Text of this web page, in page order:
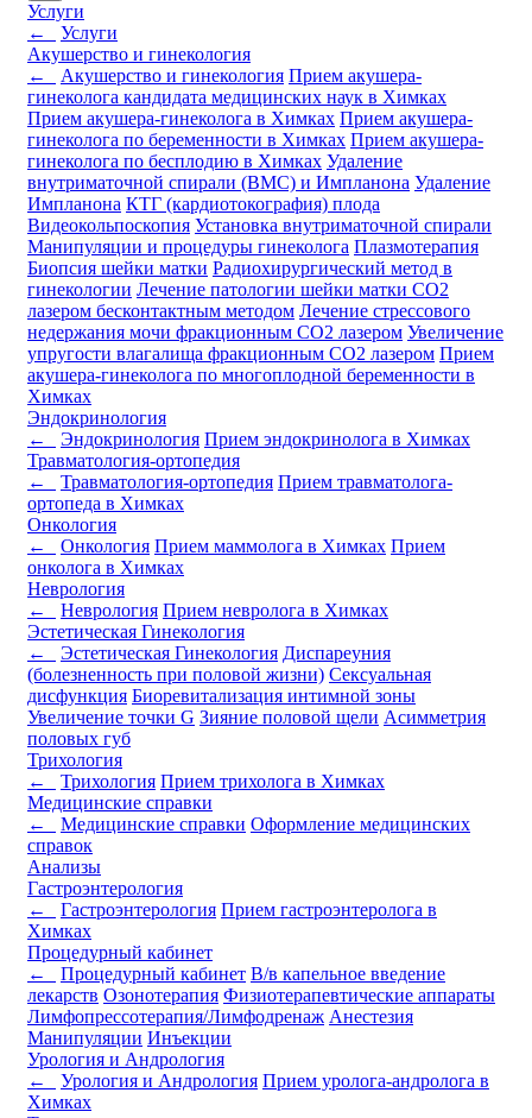
Услуги
←
Услуги
Акушерство и гинекология
←
Акушерство и гинекология Прием акушера-
гинеколога кандидата медицинских наук в Химках
Прием акушера-гинеколога в Химках Прием акушера-
гинеколога по беременности в Химках Прием акушера-
гинеколога по бесплодию в Химках Удаление
внутриматочной спирали (ВМС) и Импланона Удаление
Импланона КТГ (кардиотокография) плода
Видеокольпоскопия Установка внутриматочной спирали
Манипуляции и процедуры гинеколога Плазмотерапия
Биопсия шейки матки Радиохирургический метод в
гинекологии Лечение патологии шейки матки CO2
лазером бесконтактным методом Лечение стрессового
недержания мочи фракционным CO2 лазером Увеличение
упругости влагалища фракционным CO2 лазером Прием
акушера-гинеколога по многоплодной беременности в
Химках
Эндокринология
←
Эндокринология Прием эндокринолога в Химках
Травматология-ортопедия
←
Травматология-ортопедия Прием травматолога-
ортопеда в Химках
Онкология
←
Онкология Прием маммолога в Химках Прием
онколога в Химках
Неврология
←
Неврология Прием невролога в Химках
Эстетическая Гинекология
←
Эстетическая Гинекология Диспареуния
(болезненность при половой жизни) Сексуальная
дисфункция Биоревитализация интимной зоны
Увеличение точки G Зияние половой щели Асимметрия
половых губ
Трихология
←
Трихология Прием трихолога в Химках
Медицинские справки
←
Медицинские справки Оформление медицинских
справок
Анализы
Гастроэнтерология
←
Гастроэнтерология Прием гастроэнтеролога в
Химках
Процедурный кабинет
←
Процедурный кабинет В/в капельное введение
лекарств Озонотерапия Физиотерапевтические аппараты
Лимфопрессотерапия/Лимфодренаж Анестезия
Манипуляции Инъекции
Урология и Андрология
←
Урология и Андрология Прием уролога-андролога в
Химках